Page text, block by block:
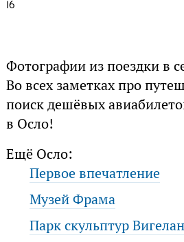
16
Фотографии из поездки в
Во всех заметках про
поиск дешёвых
в Осло!
Ещё Осло:
Первое впечатление
Музей Фрама
Парк скульптур